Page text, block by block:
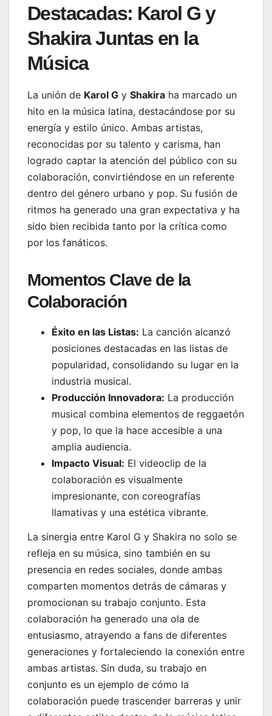
Destacadas: Karol G y
Shakira Juntas en la
Música
La unión de Karol G y Shakira ha marcado un
hito en la música latina, destacándose por su
energía y estilo único. Ambas artistas,
reconocidas por su talento y carisma, han
logrado captar la atención del público con su
colaboración, convirtiéndose en un referente
dentro del género urbano y pop. Su fusión de
ritmos ha generado una gran expectativa y ha
sido bien recibida tanto por la crítica como
por los fanáticos.
Momentos Clave de la
Colaboración
Éxito en las Listas: La canción alcanzó
posiciones destacadas en las listas de
popularidad, consolidando su lugar en la
industria musical.
Producción Innovadora: La producción
musical combina elementos de reggaetón
y pop, lo que la hace accesible a una
amplia audiencia.
Impacto Visual: El videoclip de la
colaboración es visualmente
impresionante, con coreografías
llamativas y una estética vibrante.
La sinergia entre Karol G y Shakira no solo se
refleja en su música, sino también en su
presencia en redes sociales, donde ambas
comparten momentos detrás de cámaras y
promocionan su trabajo conjunto. Esta
colaboración ha generado una ola de
entusiasmo, atrayendo a fans de diferentes
generaciones y fortaleciendo la conexión entre
ambas artistas. Sin duda, su trabajo en
conjunto es un ejemplo de cómo la
colaboración puede trascender barreras y unir